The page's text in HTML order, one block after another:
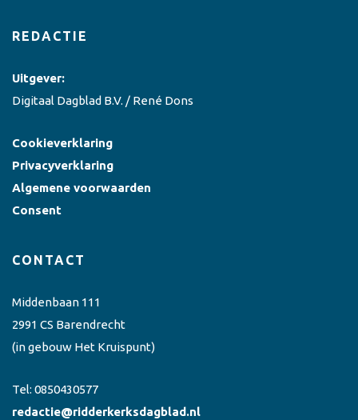
REDACTIE
Uitgever:
Digitaal Dagblad B.V. / René Dons
Cookieverklaring
Privacyverklaring
Algemene voorwaarden
Consent
CONTACT
Middenbaan 111
2991 CS Barendrecht
(in gebouw Het Kruispunt)
Tel: 0850430577
redactie@ridderkerksdagblad.nl